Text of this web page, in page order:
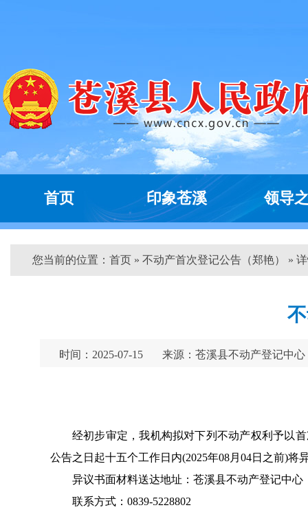
首页 印象苍溪 领导
您当前的位置： 首页 » 不动产首次登记公告（郑艳） »
时间：2025-07-15 来源：苍溪县不动产登记中心
经初步审定，我机构拟对下列不动产权利予以
公告之日起十五个工作日内(2025年08月04日之前)
异议书面材料送达地址：苍溪县不动产登记中
联系方式：0839-5228802